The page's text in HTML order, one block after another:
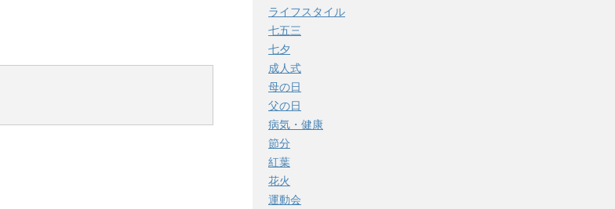
ライフスタイル
七五三
七夕
成人式
母の日
父の日
病気・健康
節分
紅葉
花火
運動会